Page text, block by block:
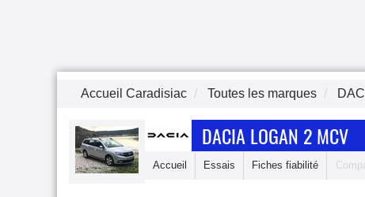
Accueil Caradisiac Toutes les marques
DACIA LOGAN 2 MCV
Accueil Essais Fiches fiabilité